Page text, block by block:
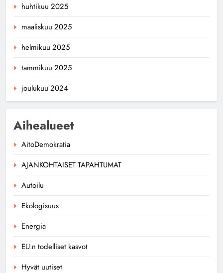
huhtikuu 2025
maaliskuu 2025
helmikuu 2025
tammikuu 2025
joulukuu 2024
Aihealueet
AitoDemokratia
AJANKOHTAISET TAPAHTUMAT
Autoilu
Ekologisuus
Energia
EU:n todelliset kasvot
Hyvät uutiset